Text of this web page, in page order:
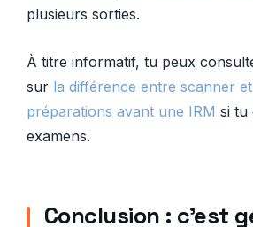
plusieurs sorties.
À titre informatif, tu peux
sur la différence entre scanner
préparations avant une IRM si tu
examens.
Conclusion : c’est